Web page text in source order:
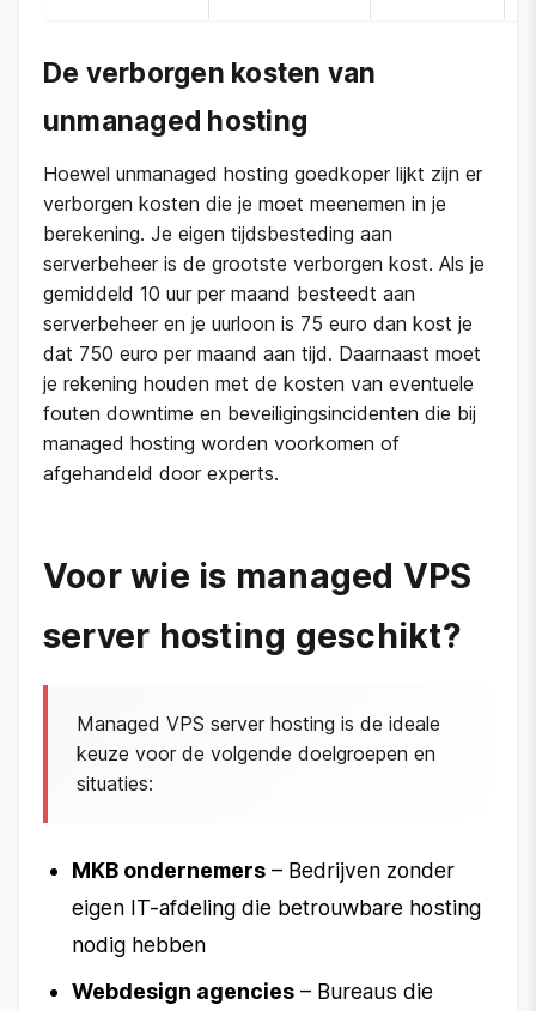
De verborgen kosten van
unmanaged hosting
Hoewel unmanaged hosting goedkoper lijkt zijn er
verborgen kosten die je moet meenemen in je
berekening. Je eigen tijdsbesteding aan
serverbeheer is de grootste verborgen kost. Als je
gemiddeld 10 uur per maand besteedt aan
serverbeheer en je uurloon is 75 euro dan kost je
dat 750 euro per maand aan tijd. Daarnaast moet
je rekening houden met de kosten van eventuele
fouten downtime en beveiligingsincidenten die bij
managed hosting worden voorkomen of
afgehandeld door experts.
Voor wie is managed VPS
server hosting geschikt?
Managed VPS server hosting is de ideale
keuze voor de volgende doelgroepen en
situaties:
MKB ondernemers – Bedrijven zonder
eigen IT-afdeling die betrouwbare hosting
nodig hebben
Webdesign agencies – Bureaus die